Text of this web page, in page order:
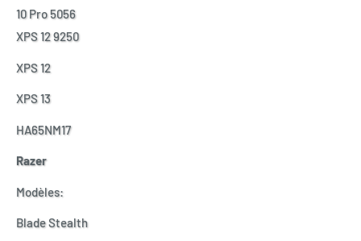
10 Pro 5056
XPS 12 9250
XPS 12
XPS 13
HA65NM17
Razer
Modèles:
Blade Stealth